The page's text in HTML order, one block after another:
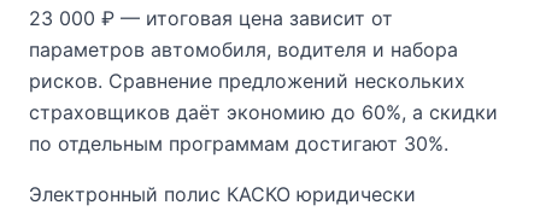
23 000 ₽ — итоговая цена зависит от
параметров автомобиля, водителя и набора
рисков. Сравнение предложений нескольких
страховщиков даёт экономию до 60%, а скидки
по отдельным программам достигают 30%.
Электронный полис КАСКО юридически